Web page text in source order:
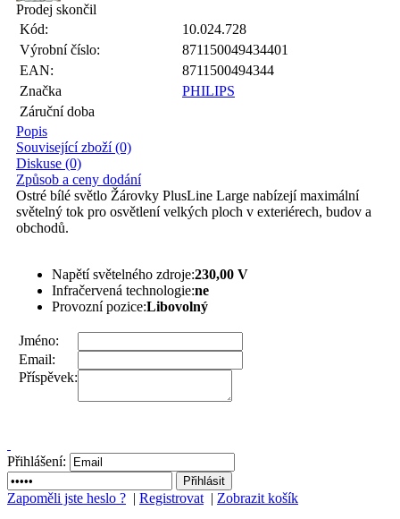
Prodej skončil
Kód:
10.024.728
Výrobní číslo:
871150049434401
EAN:
8711500494344
Značka
PHILIPS
Záruční doba
Popis
Související zboží (0)
Diskuse (0)
Způsob a ceny dodání
Ostré bílé světlo Žárovky PlusLine Large nabízejí maximální
světelný tok pro osvětlení velkých ploch v exteriérech, budov a
obchodů.
Napětí světelného zdroje:230,00 V
Infračervená technologie:ne
Provozní pozice:Libovolný
Jméno:
Email:
Příspěvek:
Přihlášení:
Zapoměli jste heslo ? | Registrovat | Zobrazit košík